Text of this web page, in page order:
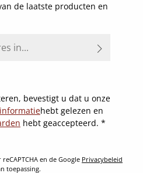
de laatste producten en
bevestigt u dat u onze
hebt gelezen en
hebt geaccepteerd. *
en de Google Privacybeleid
toepassing.